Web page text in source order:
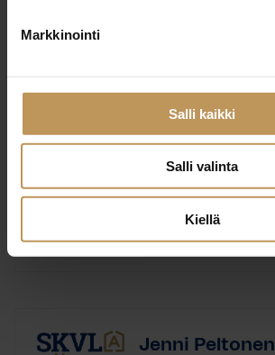
Markkinointi
Salli kaikki
Salli valinta
Kiellä
Jenni Peltonen